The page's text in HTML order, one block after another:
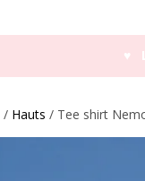
♥︎
/ Hauts / Tee shirt